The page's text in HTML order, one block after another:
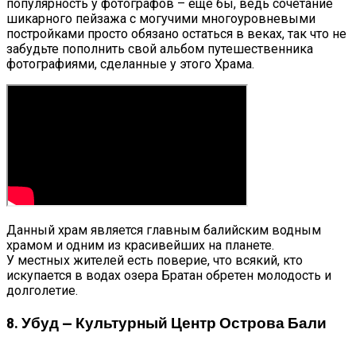
популярность у фотографов – еще бы, ведь сочетание
шикарного пейзажа с могучими многоуровневыми
постройками просто обязано остаться в веках, так что не
забудьте пополнить свой альбом путешественника
фотографиями, сделанные у этого Храма.
Данный храм является главным балийским водным
храмом и одним из красивейших на планете.
У местных жителей есть поверие, что всякий, кто
искупается в водах озера Братан обретен молодость и
долголетие.
8. Убуд — Культурный Центр Острова Бали